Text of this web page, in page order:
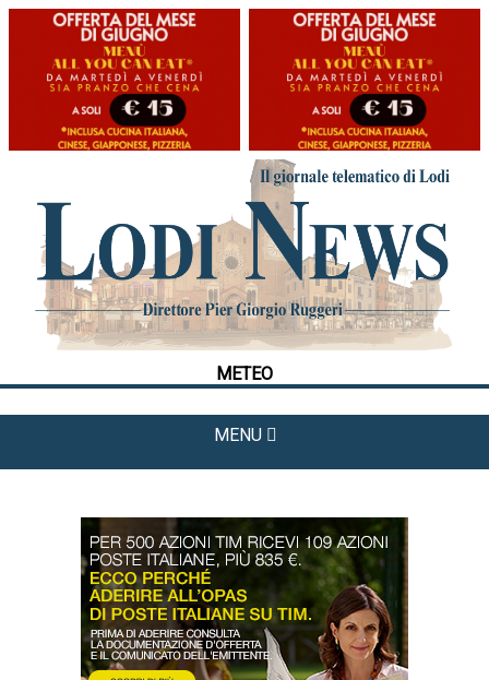
METEO
MENU
HOME
CRONACA
POLITICA
LA FOTO
METEO
CULTURA
DAL TERRITORIO
OROSCOPO
LA PIAZZA
ANIMALI
OCCHIO ALLA TRUFFA